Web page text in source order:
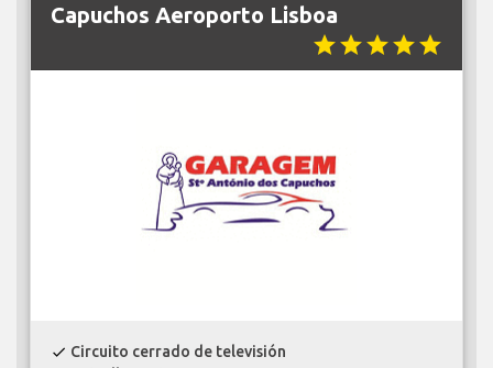
Capuchos Aeroporto Lisboa
starstarstarstarstar
check Circuito cerrado de televisión